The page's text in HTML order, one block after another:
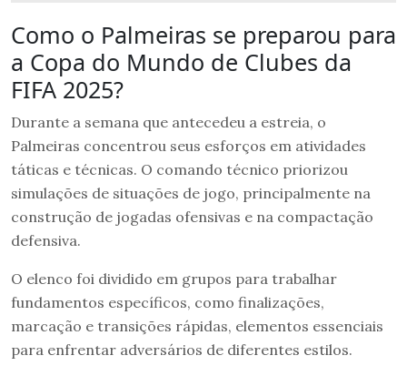
Como o Palmeiras se preparou para
a Copa do Mundo de Clubes da
FIFA 2025?
Durante a semana que antecedeu a estreia, o
Palmeiras concentrou seus esforços em atividades
táticas e técnicas. O comando técnico priorizou
simulações de situações de jogo, principalmente na
construção de jogadas ofensivas e na compactação
defensiva.
O elenco foi dividido em grupos para trabalhar
fundamentos específicos, como finalizações,
marcação e transições rápidas, elementos essenciais
para enfrentar adversários de diferentes estilos.